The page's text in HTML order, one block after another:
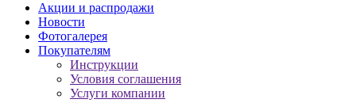
Акции и распродажи
Новости
Фотогалерея
Покупателям
Инструкции
Условия соглашения
Услуги компании